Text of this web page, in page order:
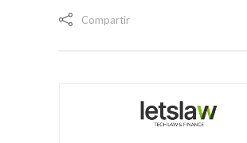
Compartir